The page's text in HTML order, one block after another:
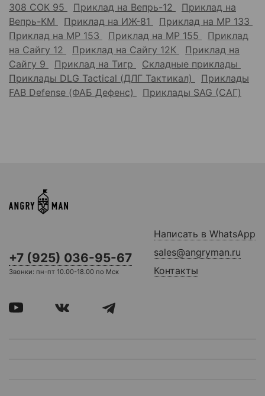
308 СОК 95
Приклад на Вепрь-12
Приклад на
Вепрь-КМ
Приклад на ИЖ-81
Приклад на МР 133
Приклад на МР 153
Приклад на МР 155
Приклад
на Сайгу 12
Приклад на Сайгу 12К
Приклад на
Сайгу 9
Приклад на Тигр
Складные приклады
Приклады DLG Tactical (ДЛГ Тактикал)
Приклады
FAB Defense (ФАБ Дефенс)
Приклады SAG (САГ)
+7 (925) 036-95-67
Звонки: пн-пт 10.00-18.00 по Мск
Написать в WhatsApp
sales@angryman.ru
Контакты